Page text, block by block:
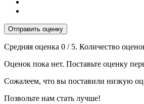
Отправить оценку
Средняя оценка 0 / 5. Количество
Оценок пока нет. Поставьте оценку
Сожалеем, что вы поставили низкую
Позвольте нам стать лучше!